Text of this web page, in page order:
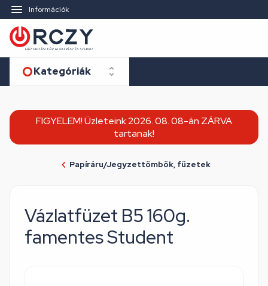
Információk
Kategóriák
FIGYELEM! Üzleteink 2026. 08. 08-án ZÁRVA
tartanak!
Papíráru/Jegyzettömbök, füzetek
Vázlatfüzet B5 160g.
famentes Student